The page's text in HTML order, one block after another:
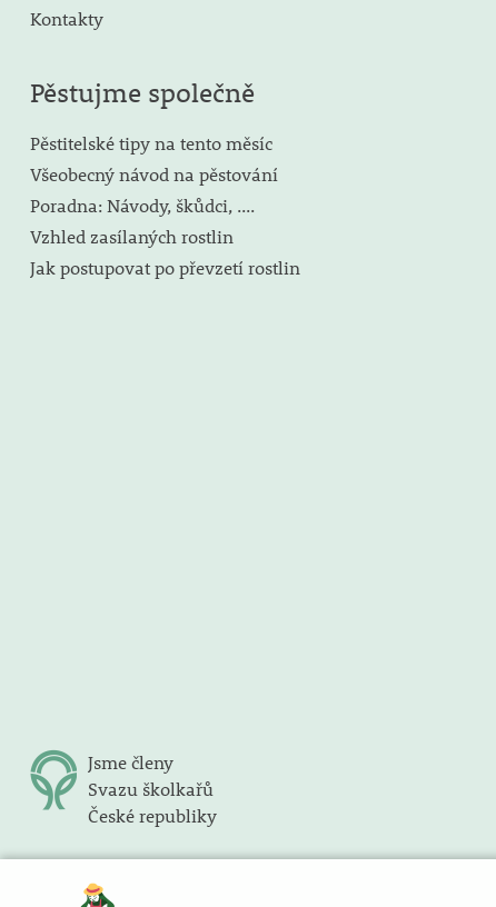
Kontakty
Pěstujme společně
Pěstitelské tipy na tento měsíc
Všeobecný návod na pěstování
Poradna: Návody, škůdci, ....
Vzhled zasílaných rostlin
Jak postupovat po převzetí rostlin
Jsme členy
Svazu školkařů
České republiky